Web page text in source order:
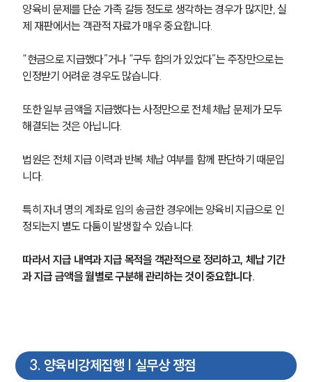
양육비 문제를 단순 가족 갈등 정도로 생각하는 경우가 많지만, 실
제 재판에서는 객관적 자료가 매우 중요합니다.
“현금으로 지급했다”거나 “구두 합의가 있었다”는 주장만으로는
인정받기 어려운 경우도 많습니다.
또한 일부 금액을 지급했다는 사정만으로 전체 체납 문제가 모두
해결되는 것은 아닙니다.
법원은 전체 지급 이력과 반복 체납 여부를 함께 판단하기 때문입
니다.
특히 자녀 명의 계좌로 임의 송금한 경우에는 양육비 지급으로 인
정되는지 별도 다툼이 발생할 수 있습니다.
따라서 지급 내역과 지급 목적을 객관적으로 정리하고, 체납 기간
과 지급 금액을 월별로 구분해 관리하는 것이 중요합니다.
3. 양육비강제집행 | 실무상 쟁점